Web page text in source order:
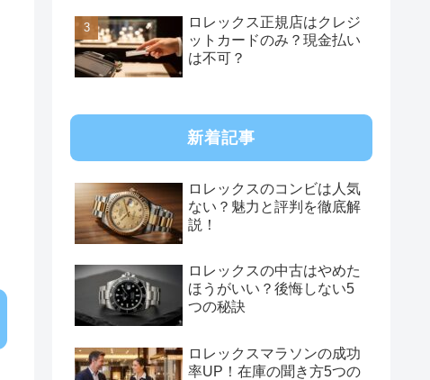
ロレックス正規店はクレジ
ットカードのみ？現金払い
は不可？
新着記事
ロレックスのコンビは人気
ない？魅力と評判を徹底解
説！
ロレックスの中古はやめた
ほうがいい？後悔しない5
つの秘訣
ロレックスマラソンの成功
率UP！在庫の聞き方5つの